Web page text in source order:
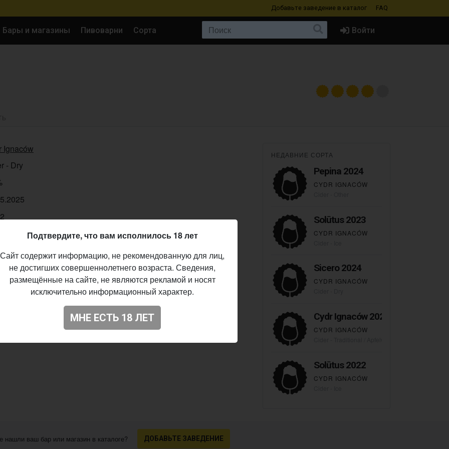
Добавьте заведение в каталог FAQ
Бары и магазины Пивоварни Сорта Войти
Ignaców
- Dry
НЕДАВНИЕ СОРТА
Pepina 2024
CYDR IGNACÓW
Solūtus 2023
CYDR IGNACÓW
Sicero 2024
CYDR IGNACÓW
Cydr Ignaców 2023
CYDR IGNACÓW
Solūtus 2022
CYDR IGNACÓW
нашли ваш бар или магазин в каталоге? ДОБАВЬТЕ ЗАВЕДЕНИЕ
Подтвердите, что вам исполнилось 18 лет
Сайт содержит информацию, не рекомендованную для лиц,
не достигших совершеннолетнего возраста. Сведения,
размещённые на сайте, не являются рекламой и носят
исключительно информационный характер.
МНЕ ЕСТЬ 18 ЛЕТ